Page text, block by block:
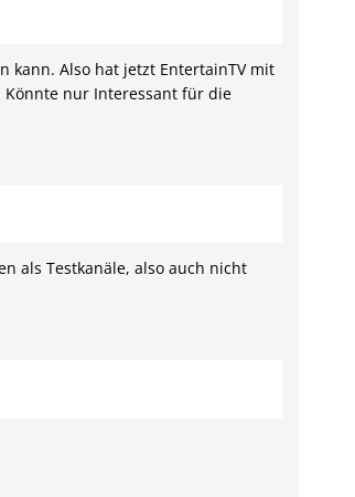
kann. Also hat jetzt EntertainTV mit
Könnte nur Interessant für die
als Testkanäle, also auch nicht